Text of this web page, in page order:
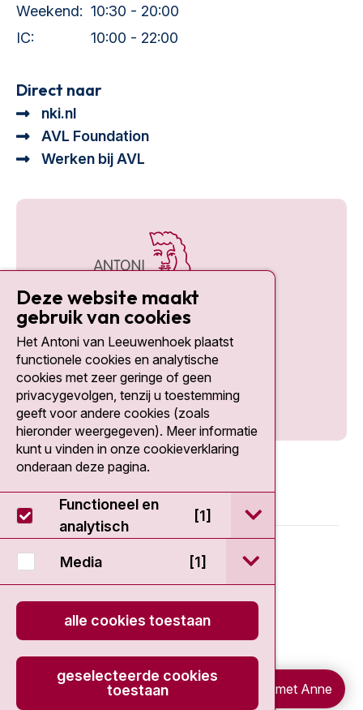
Weekend: 10:30 - 20:00
IC:
10:00 - 22:00
Direct naar
nki.nl
AVL Foundation
Werken bij AVL
Social media
Disclaimer
Cookieverklaring
Deze website maakt
gebruik van cookies
Het Antoni van Leeuwenhoek plaatst
functionele cookies en analytische
cookies met zeer geringe of geen
privacygevolgen, tenzij u toestemming
geeft voor andere cookies (zoals
hieronder weergegeven). Meer informatie
kunt u vinden in onze cookieverklaring
onderaan deze pagina.
Functioneel en
analytisch
[1] open / sluit
Media [1] open / sluit
alle cookies toestaan
geselecteerde cookies
toestaan
Chat met Anne